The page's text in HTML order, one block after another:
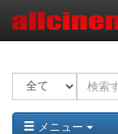
メニュー